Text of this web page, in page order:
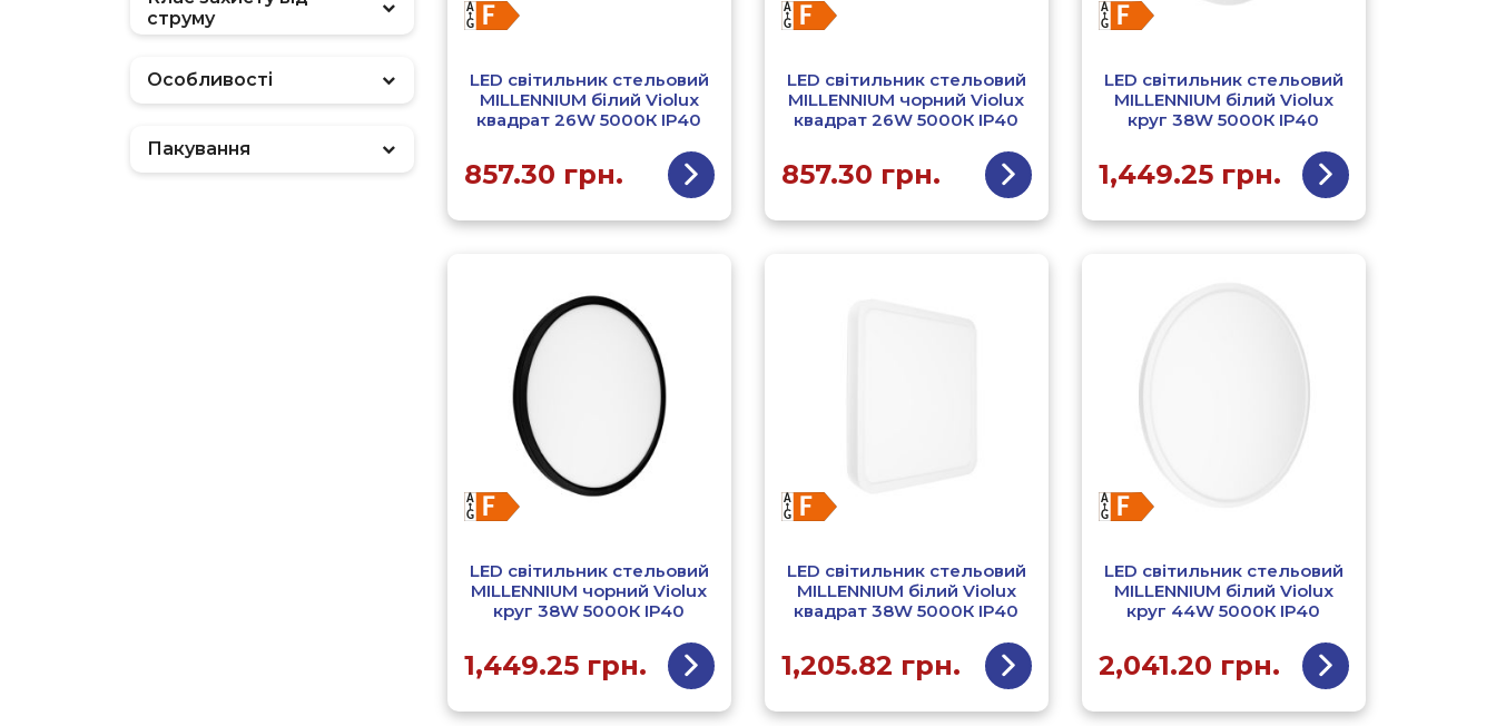
струму
Особливості
Пакування
LED світильник стельовий
MILLENNIUM білий Violux
квадрат 26W 5000К ІР40
857.30 грн.
LED світильник стельовий
MILLENNIUM чорний Violux
квадрат 26W 5000К ІР40
857.30 грн.
LED світильник стельовий
MILLENNIUM білий Violux
круг 38W 5000К ІР40
1,449.25 грн.
LED світильник стельовий
MILLENNIUM чорний Violux
круг 38W 5000К ІР40
1,449.25 грн.
LED світильник стельовий
MILLENNIUM білий Violux
квадрат 38W 5000К ІР40
1,205.82 грн.
LED світильник стельовий
MILLENNIUM білий Violux
круг 44W 5000К ІР40
2,041.20 грн.